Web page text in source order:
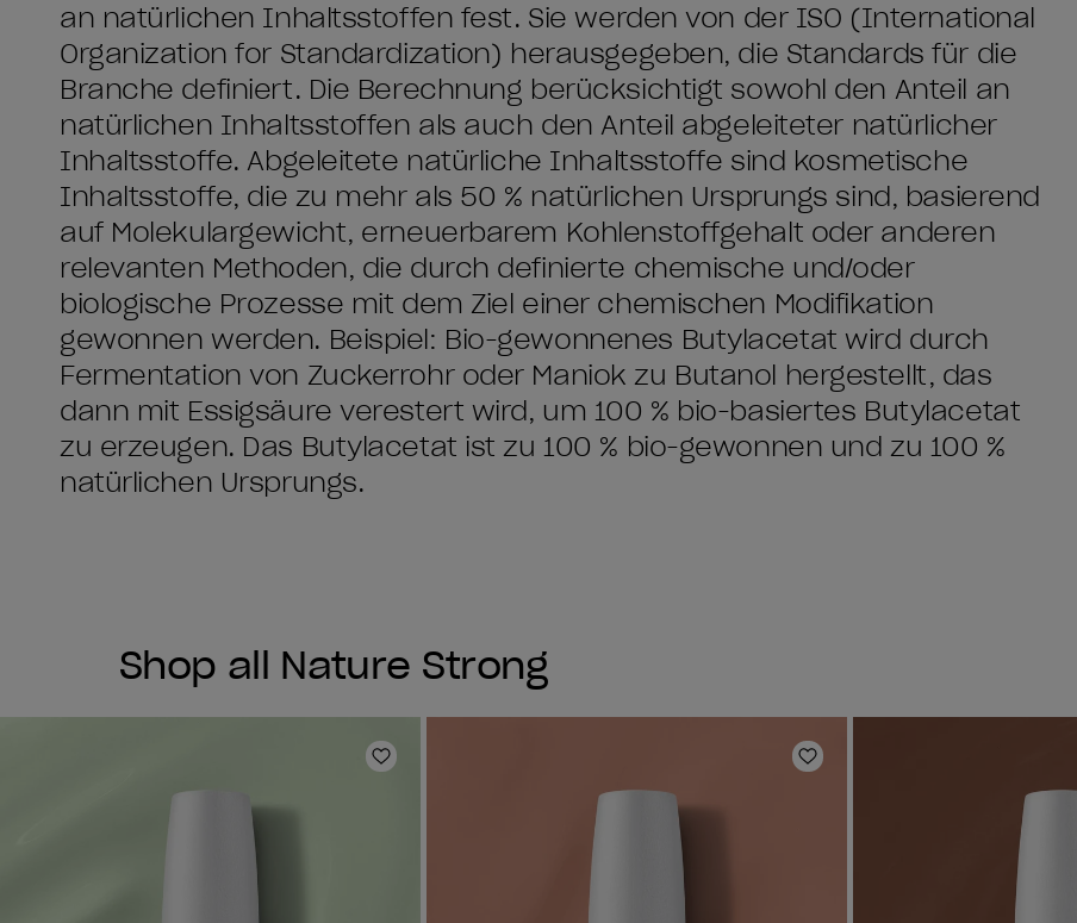
an natürlichen Inhaltsstoffen fest. Sie werden von der ISO (International
Organization for Standardization) herausgegeben, die Standards für die
Branche definiert. Die Berechnung berücksichtigt sowohl den Anteil an
natürlichen Inhaltsstoffen als auch den Anteil abgeleiteter natürlicher
Inhaltsstoffe. Abgeleitete natürliche Inhaltsstoffe sind kosmetische
Inhaltsstoffe, die zu mehr als 50 % natürlichen Ursprungs sind, basierend
auf Molekulargewicht, erneuerbarem Kohlenstoffgehalt oder anderen
relevanten Methoden, die durch definierte chemische und/oder
biologische Prozesse mit dem Ziel einer chemischen Modifikation
gewonnen werden. Beispiel: Bio-gewonnenes Butylacetat wird durch
Fermentation von Zuckerrohr oder Maniok zu Butanol hergestellt, das
dann mit Essigsäure verestert wird, um 100 % bio-basiertes Butylacetat
zu erzeugen. Das Butylacetat ist zu 100 % bio-gewonnen und zu 100 %
natürlichen Ursprungs.
Shop all Nature Strong
Zur Wunschliste hinzufügen Zur Wunschliste hinzufügen